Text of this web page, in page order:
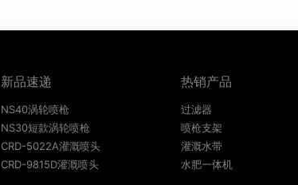
新品速递
NS40涡轮喷枪
NS30短款涡轮喷枪
CRD-5022A灌溉喷头
CRD-9815D灌溉喷头
热销产品
过滤器
喷枪支架
灌溉水带
水肥一体机